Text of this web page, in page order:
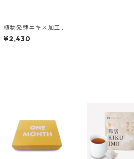
植物発酵エキス加工食
品 ONE WEEK
¥2,430